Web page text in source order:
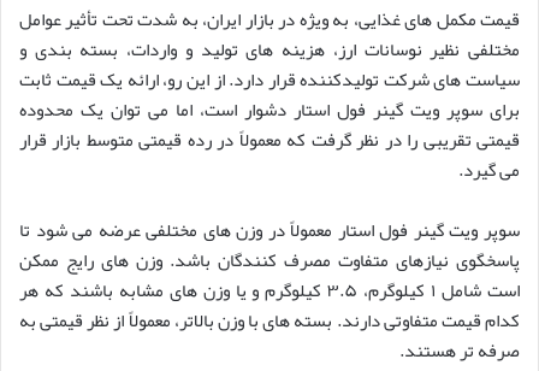
قیمت مکمل های غذایی، به ویژه در بازار ایران، به شدت تحت تأثیر عوامل
مختلفی نظیر نوسانات ارز، هزینه های تولید و واردات، بسته بندی و
سیاست های شرکت تولیدکننده قرار دارد. از این رو، ارائه یک قیمت ثابت
برای سوپر ویت گینر فول استار دشوار است، اما می توان یک محدوده
قیمتی تقریبی را در نظر گرفت که معمولاً در رده قیمتی متوسط بازار قرار
می گیرد.
سوپر ویت گینر فول استار معمولاً در وزن های مختلفی عرضه می شود تا
پاسخگوی نیازهای متفاوت مصرف کنندگان باشد. وزن های رایج ممکن
است شامل ۱ کیلوگرم، ۳.۵ کیلوگرم و یا وزن های مشابه باشند که هر
کدام قیمت متفاوتی دارند. بسته های با وزن بالاتر، معمولاً از نظر قیمتی به
صرفه تر هستند.